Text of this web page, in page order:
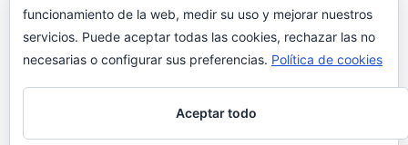
17 18 19 20 21 22 23
24 25 26 27 28 29 30
funcionamiento de la web, medir su uso y mejorar nuestros
servicios. Puede aceptar todas las cookies, rechazar las no
necesarias o configurar sus preferencias. Política de cookies
Aceptar todo